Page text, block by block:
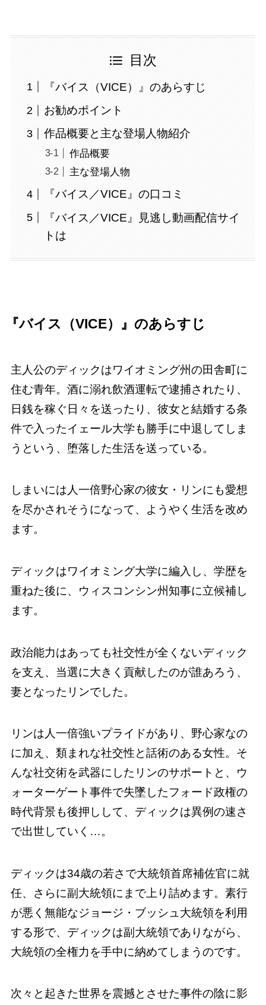
目次
『バイス（VICE）』のあらすじ
お勧めポイント
作品概要と主な登場人物紹介
作品概要
主な登場人物
『バイス／VICE』の口コミ
『バイス／VICE』見逃し動画配信サイ
トは
『バイス（VICE）』のあらすじ
主人公のディックはワイオミング州の田舎町に
住む青年。酒に溺れ飲酒運転で逮捕されたり、
日銭を稼ぐ日々を送ったり、彼女と結婚する条
件で入ったイェール大学も勝手に中退してしま
うという、堕落した生活を送っている。
しまいには人一倍野心家の彼女・リンにも愛想
を尽かされそうになって、ようやく生活を改め
ます。
ディックはワイオミング大学に編入し、学歴を
重ねた後に、ウィスコンシン州知事に立候補し
ます。
政治能力はあっても社交性が全くないディック
を支え、当選に大きく貢献したのが誰あろう、
妻となったリンでした。
リンは人一倍強いプライドがあり、野心家なの
に加え、類まれな社交性と話術のある女性。そ
んな社交術を武器にしたリンのサポートと、ウ
ォーターゲート事件で失墜したフォード政権の
時代背景も後押しして、ディックは異例の速さ
で出世していく…。
ディックは34歳の若さで大統領首席補佐官に就
任、さらに副大統領にまで上り詰めます。素行
が悪く無能なジョージ・ブッシュ大統領を利用
する形で、ディックは副大統領でありながら、
大統領の全権力を手中に納めてしまうのです。
次々と起きた世界を震撼とさせた事件の陰に影